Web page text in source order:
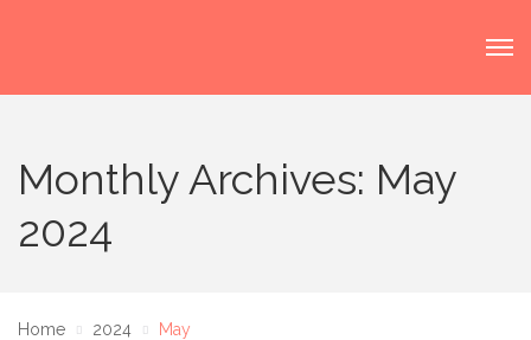
Monthly Archives: May
2024
Home 2024 May